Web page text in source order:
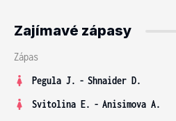
Zajímavé zápasy
Zápas
Pegula J. - Shnaider D.
Svitolina E. - Anisimova A.